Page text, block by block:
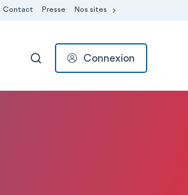
Contact Presse Nos sites
RECHERCHER
Connexion